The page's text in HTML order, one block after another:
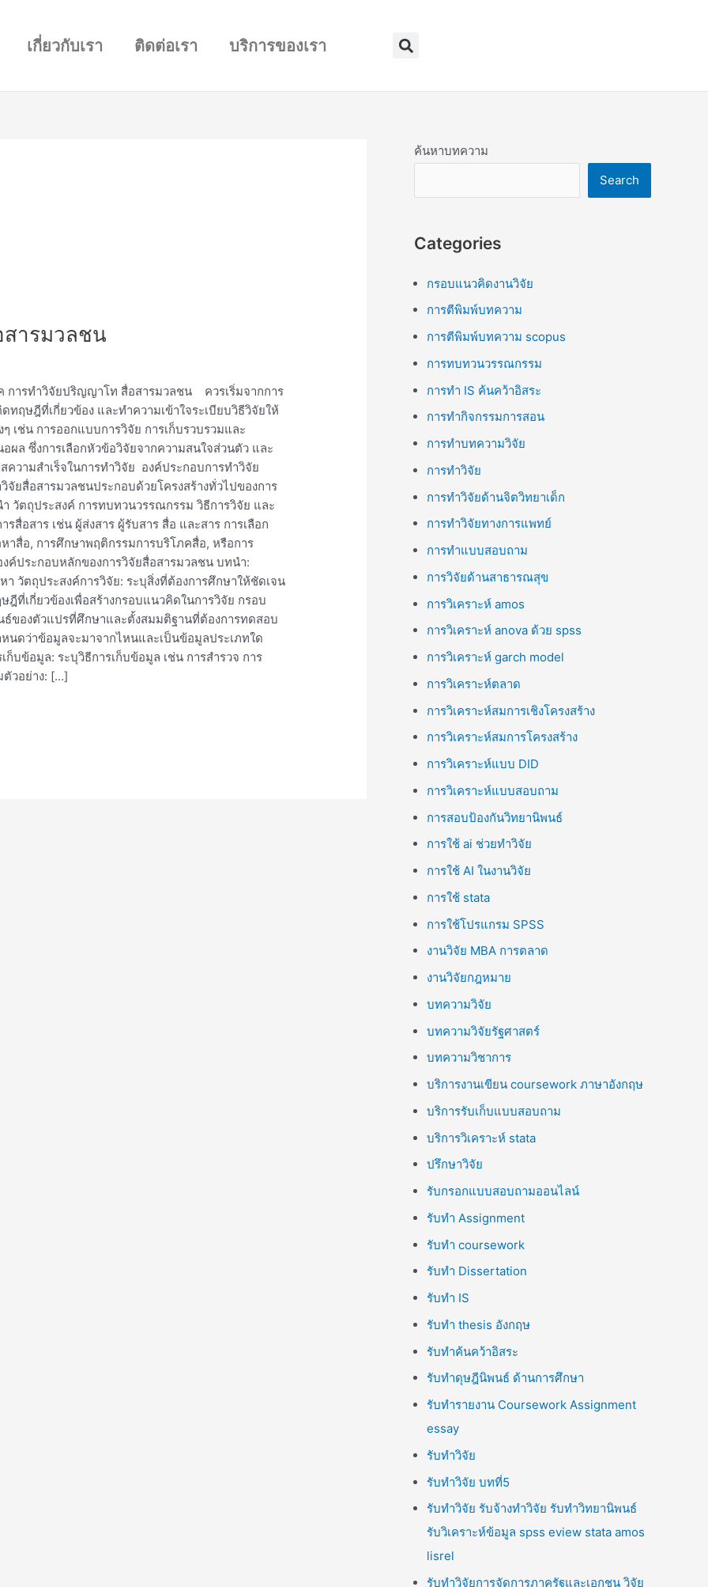
เกี่ยวกับเรา ติดต่อเรา บริการของเรา Search
ารมวลชน
การทำวิจัยปริญญาโท สื่อสารมวลชน ควรเริ่มจากการ
ฤษฎีที่เกี่ยวข้อง และทำความเข้าใจระเบียบวิธีวิจัยให้
เช่น การออกแบบการวิจัย การเก็บรวบรวมและ
ผล ซึ่งการเลือกหัวข้อวิจัยจากความสนใจส่วนตัว และ
วามสำเร็จในการทำวิจัย องค์ประกอบการทำวิจัย
ยสื่อสารมวลชนประกอบด้วยโครงสร้างทั่วไปของการ
วัตถุประสงค์ การทบทวนวรรณกรรม วิธีการวิจัย และ
อสาร เช่น ผู้ส่งสาร ผู้รับสาร สื่อ และสาร การเลือก
าสื่อ, การศึกษาพฤติกรรมการบริโภคสื่อ, หรือการ
ค์ประกอบหลักของการวิจัยสื่อสารมวลชน บทนำ:
วัตถุประสงค์การวิจัย: ระบุสิ่งที่ต้องการศึกษาให้ชัดเจน
ที่เกี่ยวข้องเพื่อสร้างกรอบแนวคิดในการวิจัย กรอบ
ของตัวแปรที่ศึกษาและตั้งสมมติฐานที่ต้องการทดสอบ
นดว่าข้อมูลจะมาจากไหนและเป็นข้อมูลประเภทใด
บข้อมูล: ระบุวิธีการเก็บข้อมูล เช่น การสำรวจ การ
ตัวอย่าง: […]
ค้นหาบทความ
Search
Categories
กรอบแนวคิดงานวิจัย
การตีพิมพ์บทความ
การตีพิมพ์บทความ scopus
การทบทวนวรรณกรรม
การทำ IS ค้นคว้าอิสระ
การทำกิจกรรมการสอน
การทำบทความวิจัย
การทำวิจัย
การทำวิจัยด้านจิตวิทยาเด็ก
การทำวิจัยทางการแพทย์
การทำแบบสอบถาม
การวิจัยด้านสาธารณสุข
การวิเคราะห์ amos
การวิเคราะห์ anova ด้วย spss
การวิเคราะห์ garch model
การวิเคราะห์ตลาด
การวิเคราะห์สมการเชิงโครงสร้าง
การวิเคราะห์สมการโครงสร้าง
การวิเคราะห์แบบ DID
การวิเคราะห์แบบสอบถาม
การสอบป้องกันวิทยานิพนธ์
การใช้ ai ช่วยทำวิจัย
การใช้ AI ในงานวิจัย
การใช้ stata
การใช้โปรแกรม SPSS
งานวิจัย MBA การตลาด
งานวิจัยกฎหมาย
บทความวิจัย
บทความวิจัยรัฐศาสตร์
บทความวิชาการ
บริการงานเขียน coursework ภาษาอังกฤษ
บริการรับเก็บแบบสอบถาม
บริการวิเคราะห์ stata
ปรึกษาวิจัย
รับกรอกแบบสอบถามออนไลน์
รับทำ Assignment
รับทำ coursework
รับทำ Dissertation
รับทำ IS
รับทำ thesis อังกฤษ
รับทำค้นคว้าอิสระ
รับทำดุษฎีนิพนธ์ ด้านการศึกษา
รับทำรายงาน Coursework Assignment
essay
รับทำวิจัย
รับทำวิจัย บทที่5
รับทำวิจัย รับจ้างทำวิจัย รับทำวิทยานิพนธ์
รับวิเคราะห์ข้อมูล spss eview stata amos
lisrel
รับทำวิจัยการจัดการภาครัฐและเอกชน วิจัย